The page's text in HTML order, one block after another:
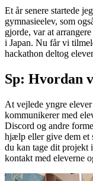
Et år senere startede
gymnasieelev, som
gjorde, var at
i Japan. Nu får vi
hackathon deltog
Sp: Hvordan
At vejlede yngre
kommunikerer med
Discord og andre
hjælp eller give dem et
du kan tage dit projekt
kontakt med eleverne